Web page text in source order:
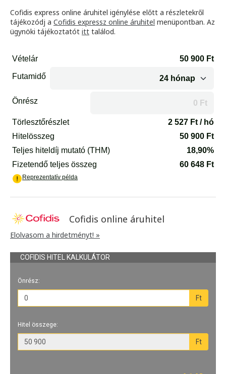
Cofidis express online áruhitel igénylése előtt a részletekről
tájékozódj a Cofidis expressz online áruhitel menüpontban. Az
ügynöki tájékoztatót itt találod.
Cofidis online áruhitel
Elolvasom a hirdetményt! »